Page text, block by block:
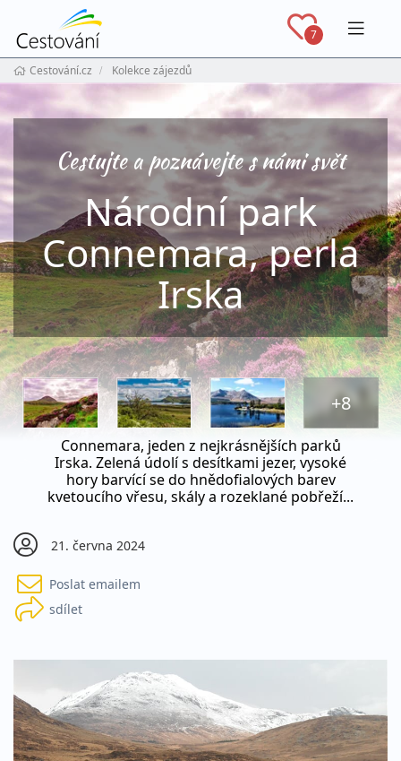
7
Cestování.cz Kolekce zájezdů
Cestujte a poznávejte s námi svět
Národní park
Connemara, perla
Irska
+8
Connemara, jeden z nejkrásnějších parků
Irska. Zelená údolí s desítkami jezer, vysoké
hory barvící se do hnědofialových barev
kvetoucího vřesu, skály a rozeklané pobřeží...
21. června 2024
Poslat emailem
sdílet